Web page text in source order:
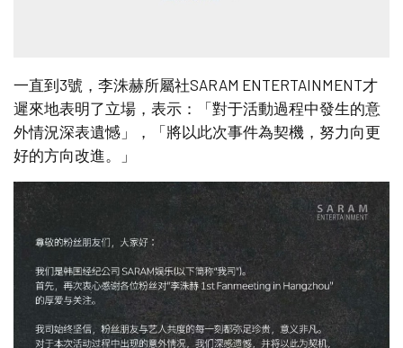
一直到3號，李洙赫所屬社SARAM ENTERTAINMENT才
遲來地表明了立場，表示：「對于活動過程中發生的意
外情況深表遺憾」，「將以此次事件為契機，努力向更
好的方向改進。」